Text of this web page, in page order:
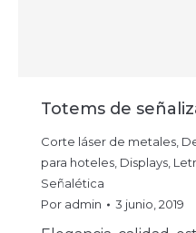
Totems de
Corte láser de metales,
para hoteles, Displays,
Señalética
Por admin 3 junio, 2019